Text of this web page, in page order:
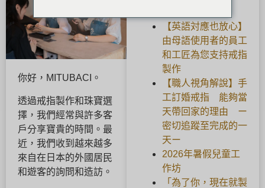
你好，MITUBACI。
透過戒指製作和珠寶選
擇，我們經常與許多客
戶分享寶貴的時間。最
近，我們收到越來越多
來自在日本的外國居民
和遊客的詢問和造訪。
【英語対應也放心】
由母語使用者的員工
和工匠為您支持戒指
製作
【職人視角解說】手
工訂婚戒指 能夠當
天帶回家的理由 ー
密切追蹤至完成的一
天ー
2026年暑假兒童工
作坊
「為了你，現在就製